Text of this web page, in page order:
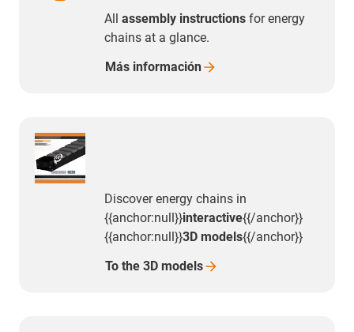
All assembly instructions for energy
chains at a glance.
Más información
Discover energy chains in
{{anchor:null}}interactive{{/anchor}}
{{anchor:null}}3D models{{/anchor}}
To the 3D models